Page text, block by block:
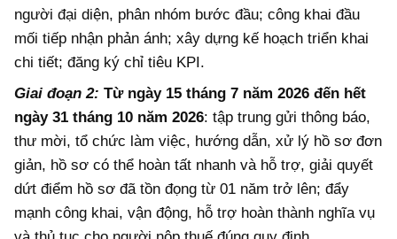
người đại diện, phân nhóm bước đầu; công khai đầu
mối tiếp nhận phản ánh; xây dựng kế hoạch triển khai
chi tiết; đăng ký chỉ tiêu KPI.
Giai đoạn 2: Từ ngày 15 tháng 7 năm 2026 đến hết
ngày 31 tháng 10 năm 2026: tập trung gửi thông báo,
thư mời, tổ chức làm việc, hướng dẫn, xử lý hồ sơ đơn
giản, hồ sơ có thể hoàn tất nhanh và hỗ trợ, giải quyết
dứt điểm hồ sơ đã tồn đọng từ 01 năm trở lên; đẩy
mạnh công khai, vận động, hỗ trợ hoàn thành nghĩa vụ